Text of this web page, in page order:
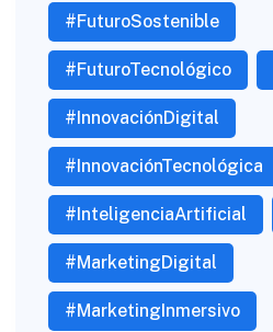
#FuturoSostenible
#FuturoTecnológico
#InnovaciónDigital
#InnovaciónTecnológica
#InteligenciaArtificial
#MarketingDigital
#MarketingInmersivo